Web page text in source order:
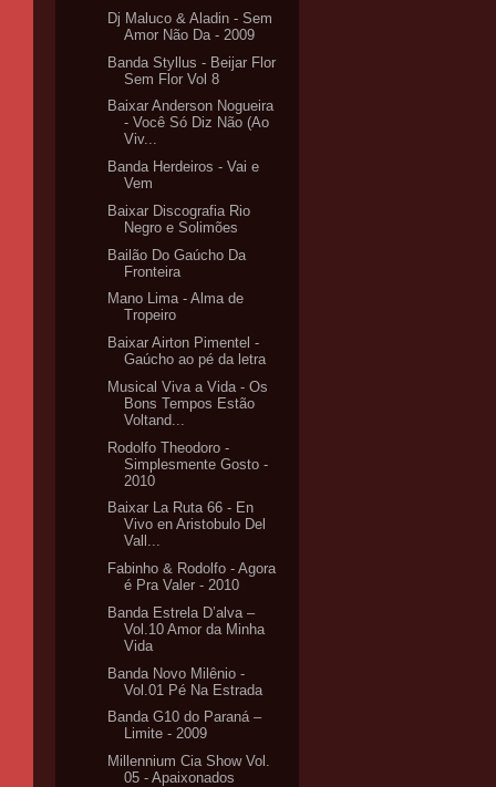
Dj Maluco & Aladin - Sem
Amor Não Da - 2009
Banda Styllus - Beijar Flor
Sem Flor Vol 8
Baixar Anderson Nogueira
- Você Só Diz Não (Ao
Viv...
Banda Herdeiros - Vai e
Vem
Baixar Discografia Rio
Negro e Solimões
Bailão Do Gaúcho Da
Fronteira
Mano Lima - Alma de
Tropeiro
Baixar Airton Pimentel -
Gaúcho ao pé da letra
Musical Viva a Vida - Os
Bons Tempos Estão
Voltand...
Rodolfo Theodoro -
Simplesmente Gosto -
2010
Baixar La Ruta 66 - En
Vivo en Aristobulo Del
Vall...
Fabinho & Rodolfo - Agora
é Pra Valer - 2010
Banda Estrela D’alva –
Vol.10 Amor da Minha
Vida
Banda Novo Milênio -
Vol.01 Pé Na Estrada
Banda G10 do Paraná –
Limite - 2009
Millennium Cia Show Vol.
05 - Apaixonados